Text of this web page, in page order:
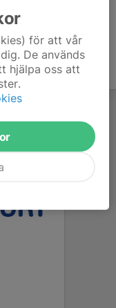
för att vår
De används
hjälpa oss att